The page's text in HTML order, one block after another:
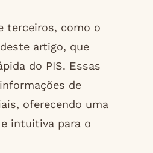
terceiros, como o
artigo, que
do PIS. Essas
de
oferecendo uma
intuitiva para o